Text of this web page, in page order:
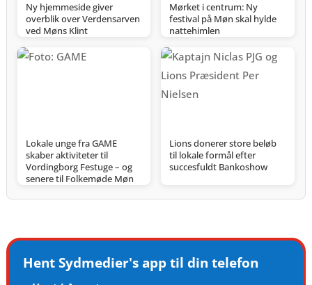
Ny hjemmeside giver
overblik over Verdensarven
ved Møns Klint
Mørket i centrum: Ny
festival på Møn skal hylde
nattehimlen
Lokale unge fra GAME
skaber aktiviteter til
Vordingborg Festuge – og
senere til Folkemøde Møn
Lions donerer store beløb
til lokale formål efter
succesfuldt Bankoshow
Hent Sydmedier's app til din telefon